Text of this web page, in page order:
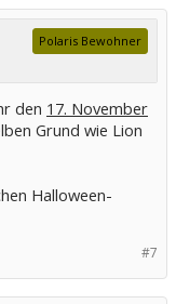
Polaris Bewohner
den 17. November
Grund wie Lion
Halloween-
#7